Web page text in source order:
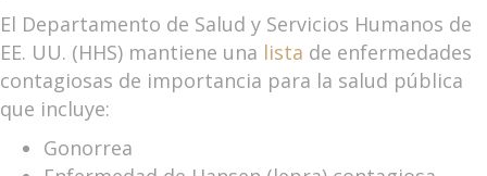
El Departamento de Salud y Servicios Humanos de
EE. UU. (HHS) mantiene una lista de enfermedades
contagiosas de importancia para la salud pública
que incluye:
Gonorrea